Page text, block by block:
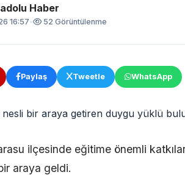
Haber
16:57• 52 Görüntülenme
Paylaş Tweetle WhatsApp
ilçesinde eğitime önemli
araya geldi.